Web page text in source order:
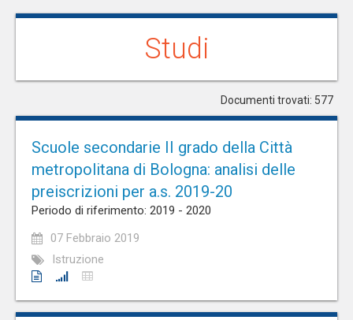
Studi
Documenti trovati: 577
Scuole secondarie II grado della Città
metropolitana di Bologna: analisi delle
preiscrizioni per a.s. 2019-20
Periodo di riferimento: 2019 - 2020
07 Febbraio 2019
Istruzione